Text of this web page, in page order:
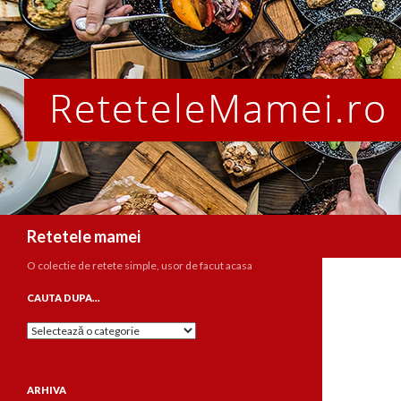
Retetele mamei
O colectie de retete simple, usor de facut acasa
CAUTA DUPA…
Cauta
ARHIVA